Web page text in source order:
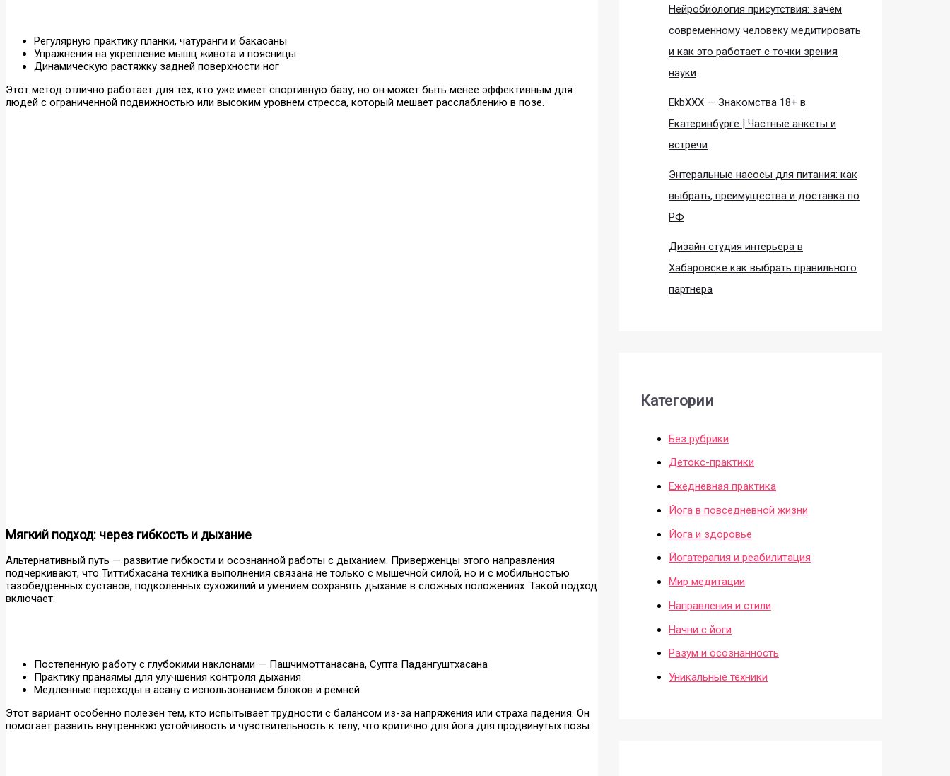
Регулярную практику планки, чатуранги и бакасаны
Упражнения на укрепление мышц живота и поясницы
Динамическую растяжку задней поверхности ног
Этот метод отлично работает для тех, кто уже имеет спортивную базу, но он может быть менее эффективным для
людей с ограниченной подвижностью или высоким уровнем стресса, который мешает расслаблению в позе.
Мягкий подход: через гибкость и дыхание
Альтернативный путь — развитие гибкости и осознанной работы с дыханием. Приверженцы этого направления
подчеркивают, что Титтибхасана техника выполнения связана не только с мышечной силой, но и с мобильностью
тазобедренных суставов, подколенных сухожилий и умением сохранять дыхание в сложных положениях. Такой подход
включает:
Постепенную работу с глубокими наклонами — Пашчимоттанасана, Супта Падангуштхасана
Практику пранаямы для улучшения контроля дыхания
Медленные переходы в асану с использованием блоков и ремней
Этот вариант особенно полезен тем, кто испытывает трудности с балансом из-за напряжения или страха падения. Он
помогает развить внутреннюю устойчивость и чувствительность к телу, что критично для йога для продвинутых позы.
Нейробиология присутствия: зачем
современному человеку медитировать
и как это работает с точки зрения
науки
EkbXXX — Знакомства 18+ в
Екатеринбурге | Частные анкеты и
встречи
Энтеральные насосы для питания: как
выбрать, преимущества и доставка по
РФ
Дизайн студия интерьера в
Хабаровске как выбрать правильного
партнера
Категории
Без рубрики
Детокс-практики
Ежедневная практика
Йога в повседневной жизни
Йога и здоровье
Йогатерапия и реабилитация
Мир медитации
Направления и стили
Начни с йоги
Разум и осознанность
Уникальные техники